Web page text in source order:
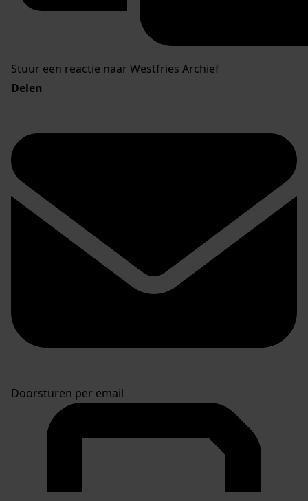
Stuur een reactie naar Westfries Archief
Delen
Doorsturen per email